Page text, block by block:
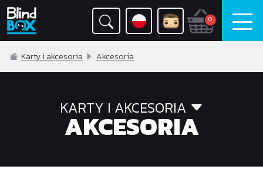
0
Karty i akcesoria Akcesoria
KARTY I AKCESORIA
AKCESORIA